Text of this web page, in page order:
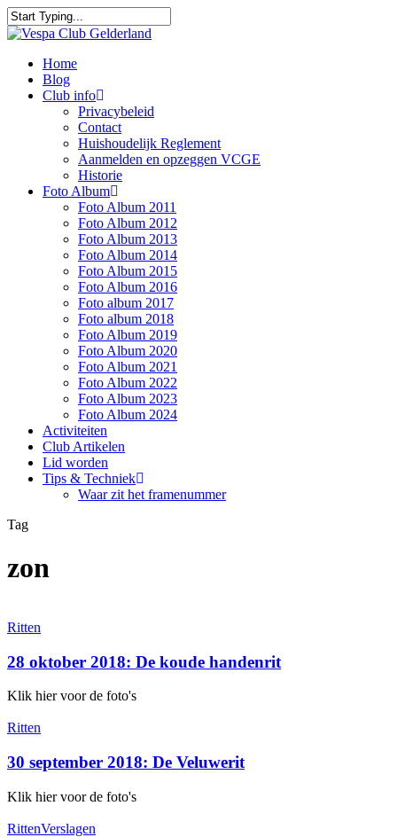
Skip
to
content
Close
Menu
Home
Blog
Club info
Privacybeleid
Contact
Huishoudelijk Reglement
Aanmelden en opzeggen VCGE
Historie
Foto Album
Foto Album 2011
Foto Album 2012
Foto Album 2013
Foto Album 2014
Foto Album 2015
Foto Album 2016
Foto album 2017
Foto album 2018
Foto Album 2019
Foto Album 2020
Foto Album 2021
Foto Album 2022
Foto Album 2023
Foto Album 2024
Activiteiten
Club Artikelen
Lid worden
Tips & Techniek
Waar zit het framenummer
Tag
zon
28
2018:
De
koude
Ritten
28 oktober 2018: De koude handenrit
Klik hier voor de foto's
30
2018:
De
Veluwerit
Ritten
30 september 2018: De Veluwerit
Klik hier voor de foto's
3
RittenVerslagen